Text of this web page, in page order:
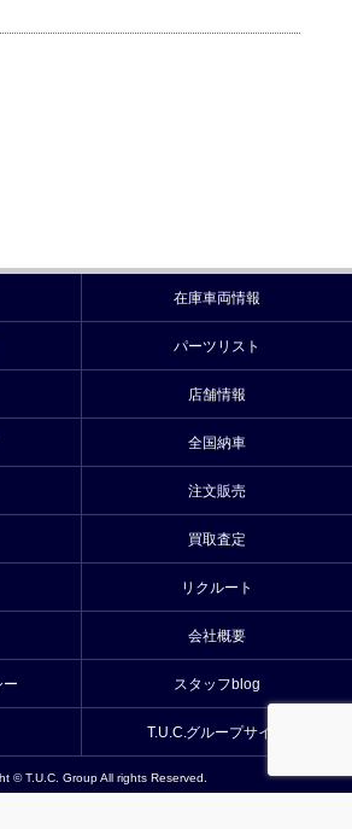
在庫車両情報
パーツリスト
店舗情報
全国納車
注文販売
買取査定
リクルート
会社概要
ー スタッフblog
T.U.C.グループサイト
© T.U.C. Group All rights Reserved.